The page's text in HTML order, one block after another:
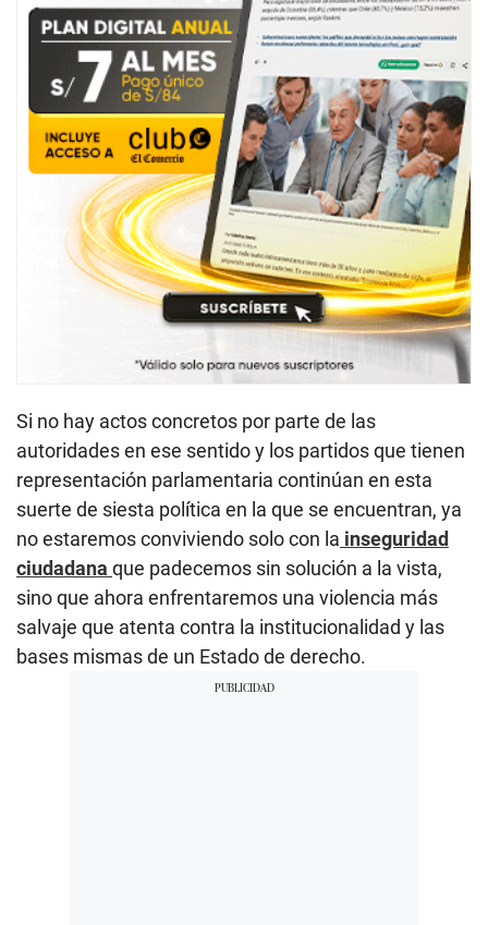
Si no hay actos concretos por parte de las
autoridades en ese sentido y los partidos que tienen
representación parlamentaria continúan en esta
suerte de siesta política en la que se encuentran, ya
no estaremos conviviendo solo con la inseguridad
ciudadana que padecemos sin solución a la vista,
sino que ahora enfrentaremos una violencia más
salvaje que atenta contra la institucionalidad y las
bases mismas de un Estado de derecho.